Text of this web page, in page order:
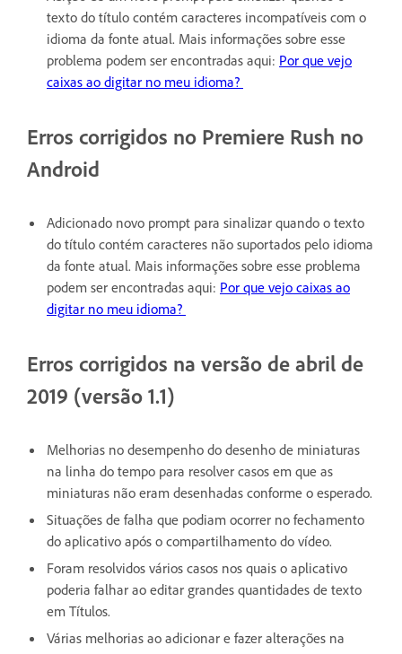
texto do título contém caracteres incompatíveis com o
idioma da fonte atual. Mais informações sobre esse
problema podem ser encontradas aqui: Por que vejo
caixas ao digitar no meu idioma?
Erros corrigidos no Premiere Rush no
Android
Adicionado novo prompt para sinalizar quando o texto
do título contém caracteres não suportados pelo idioma
da fonte atual. Mais informações sobre esse problema
podem ser encontradas aqui: Por que vejo caixas ao
digitar no meu idioma?
Erros corrigidos na versão de abril de
2019 (versão 1.1)
Melhorias no desempenho do desenho de miniaturas
na linha do tempo para resolver casos em que as
miniaturas não eram desenhadas conforme o esperado.
Situações de falha que podiam ocorrer no fechamento
do aplicativo após o compartilhamento do vídeo.
Foram resolvidos vários casos nos quais o aplicativo
poderia falhar ao editar grandes quantidades de texto
em Títulos.
Várias melhorias ao adicionar e fazer alterações na